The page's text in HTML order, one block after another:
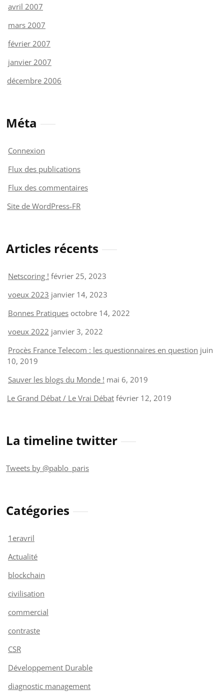
avril 2007
mars 2007
février 2007
janvier 2007
décembre 2006
Méta
Connexion
Flux des publications
Flux des commentaires
Site de WordPress-FR
Articles récents
Netscoring ! février 25, 2023
voeux 2023 janvier 14, 2023
Bonnes Pratiques octobre 14, 2022
voeux 2022 janvier 3, 2022
Procès France Telecom : les questionnaires en question juin
10, 2019
Sauver les blogs du Monde ! mai 6, 2019
Le Grand Débat / Le Vrai Débat février 12, 2019
La timeline twitter
Tweets by @pablo_paris
Catégories
1eravril
Actualité
blockchain
civilisation
commercial
contraste
CSR
Développement Durable
diagnostic management